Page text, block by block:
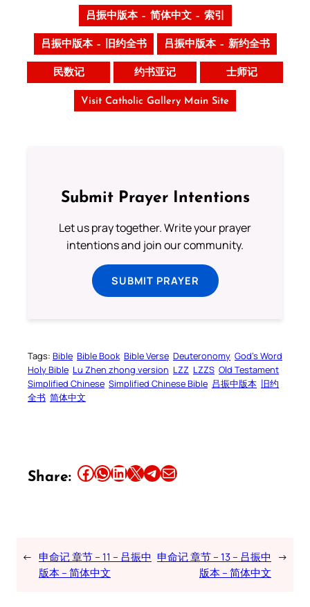
吕振中版本 – 简体中文 – 索引
吕振中版本 – 旧约全书 吕振中版本 – 新约全书
民数记 约书亚记 士师记
Visit Catholic Gallery Main Site
Submit Prayer Intentions
Let us pray together. Write your prayer
intentions and join our community.
SUBMIT PRAYER
Tags: Bible Bible Book Bible Verse Deuteronomy God’s Word
Holy Bible Lu Zhen zhong version LZZ LZZS Old Testament
Simplified Chinese Simplified Chinese Bible 吕振中版本 旧约
全书 简体中文
Share: Share this article on Facebook Share this article on WhatsApp Share this article on LinkedIn Share this article on X Share this article on TelegramEmail this Article
← 申命记 章节 – 11 – 吕振中
版本 – 简体中文
申命记 章节 – 13 – 吕振中
版本 – 简体中文
→